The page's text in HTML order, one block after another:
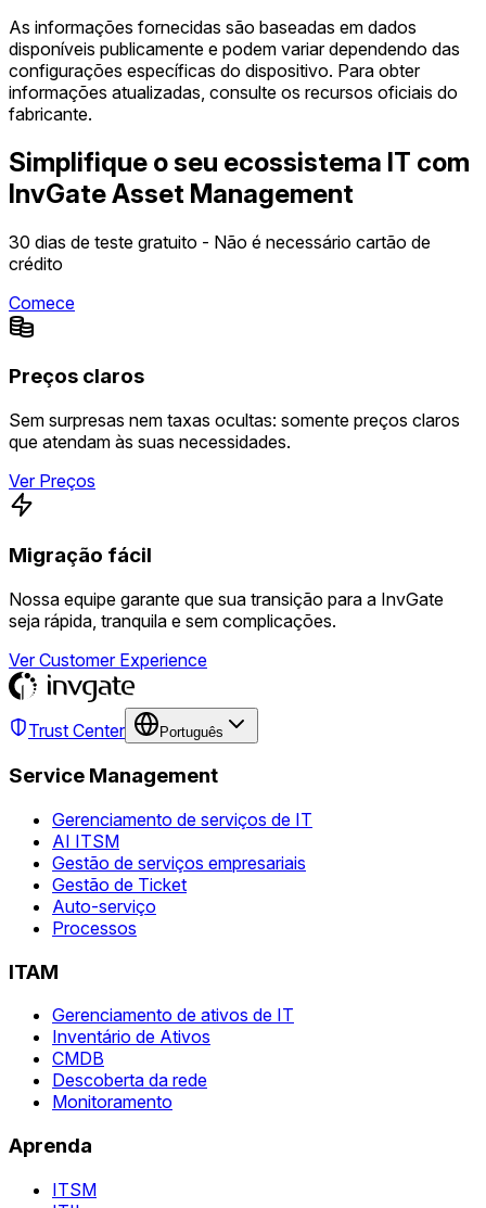
As informações fornecidas são baseadas em dados
disponíveis publicamente e podem variar dependendo das
configurações específicas do dispositivo. Para obter
informações atualizadas, consulte os recursos oficiais do
fabricante.
Simplifique o seu ecossistema IT com
InvGate Asset Management
30 dias de teste gratuito - Não é necessário cartão de
crédito
Comece
Preços claros
Sem surpresas nem taxas ocultas: somente preços claros
que atendam às suas necessidades.
Ver Preços
Migração fácil
Nossa equipe garante que sua transição para a InvGate
seja rápida, tranquila e sem complicações.
Ver Customer Experience
Trust Center Português
Service Management
Gerenciamento de serviços de IT
AI ITSM
Gestão de serviços empresariais
Gestão de Ticket
Auto-serviço
Processos
ITAM
Gerenciamento de ativos de IT
Inventário de Ativos
CMDB
Descoberta da rede
Monitoramento
Aprenda
ITSM